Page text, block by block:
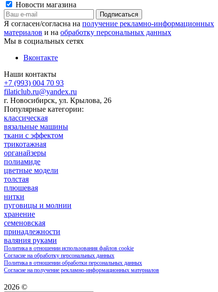
Новости магазина
Я согласен/согласна на получение рекламно-информационных
материалов и на обработку персональных данных
Мы в социальных сетях
Вконтакте
Наши контакты
+7 (993) 004 70 93
filaticlub.ru@yandex.ru
г. Новосибирск, ул. Крылова, 26
Популярные категории:
классическая
вязальные машины
ткани с эффектом
трикотажная
органайзеры
полиамиде
цветные модели
толстая
плюшевая
нитки
пуговицы и молнии
хранение
семеновская
принадлежности
валяния руками
Политика в отношении использования файлов cookie
Согласие на обработку персональных данных
Политика в отношении обработки персональных данных
Согласие на получение рекламно-информационных материалов
2026 ©